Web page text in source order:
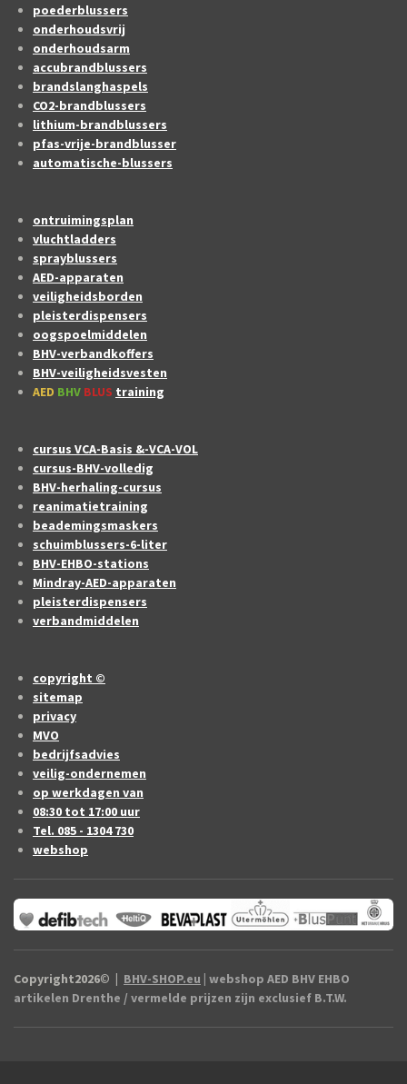
poederblussers
onderhoudsvrij
onderhoudsarm
accubrandblussers
brandslanghaspels
CO2-brandblussers
lithium-brandblussers
pfas-vrije-brandblusser
automatische-blussers
ontruimingsplan
vluchtladders
sprayblussers
AED-apparaten
veiligheidsborden
pleisterdispensers
oogspoelmiddelen
BHV-verbandkoffers
BHV-veiligheidsvesten
AED BHV BLUS training
cursus VCA-Basis &-VCA-VOL
cursus-BHV-volledig
BHV-herhaling-cursus
reanimatietraining
beademingsmaskers
schuimblussers-6-liter
BHV-EHBO-stations
Mindray-AED-apparaten
pleisterdispensers
verbandmiddelen
copyright ©
sitemap
privacy
MVO
bedrijfsadvies
veilig-ondernemen
op werkdagen van
08:30 tot 17:00 uur
Tel. 085 - 1304 730
webshop
Copyright2026© | BHV-SHOP.eu | webshop AED BHV EHBO
artikelen Drenthe / vermelde prijzen zijn exclusief B.T.W.